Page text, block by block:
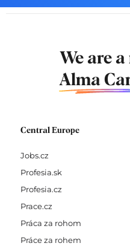
We are
Alma
Central Europe
Jobs.cz
Profesia.sk
Profesia.cz
Prace.cz
Práca za rohom
Práce za rohem